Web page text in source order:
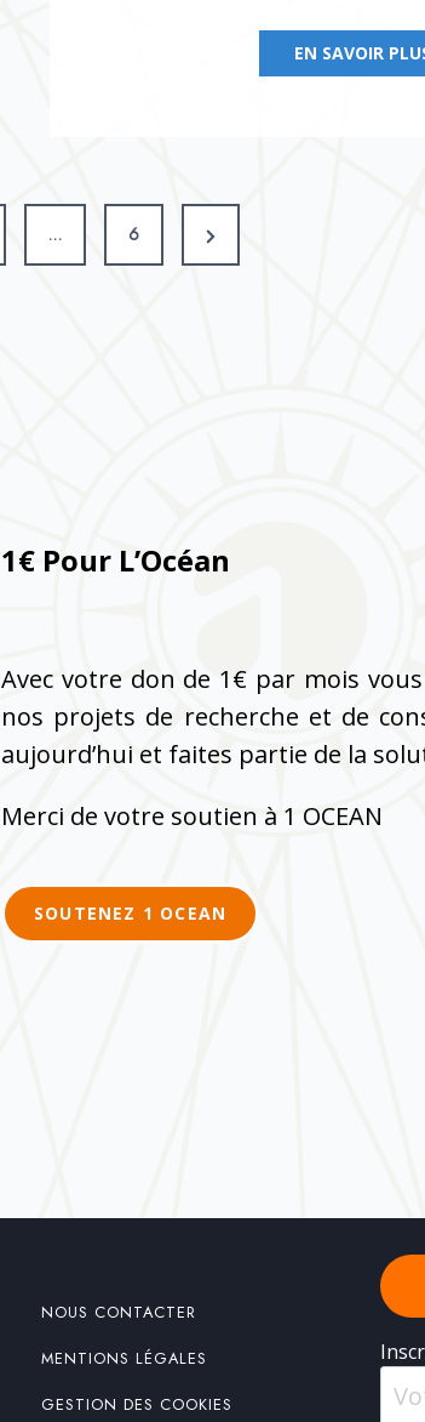
EN SAVOIR
… 6
1€ Pour L’Océan
Avec votre don de 1€ par mois
nos projets de recherche et de
aujourd’hui et faites partie de la
Merci de votre soutien à 1 OCEAN
SOUTENEZ 1 OCEAN
NOUS CONTACTER
MENTIONS LÉGALES
GESTION DES COOKIES